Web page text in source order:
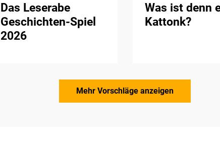
Das Leserabe
Geschichten-Spiel
2026
Was ist denn
Kattonk?
Mehr Vorschläge anzeigen